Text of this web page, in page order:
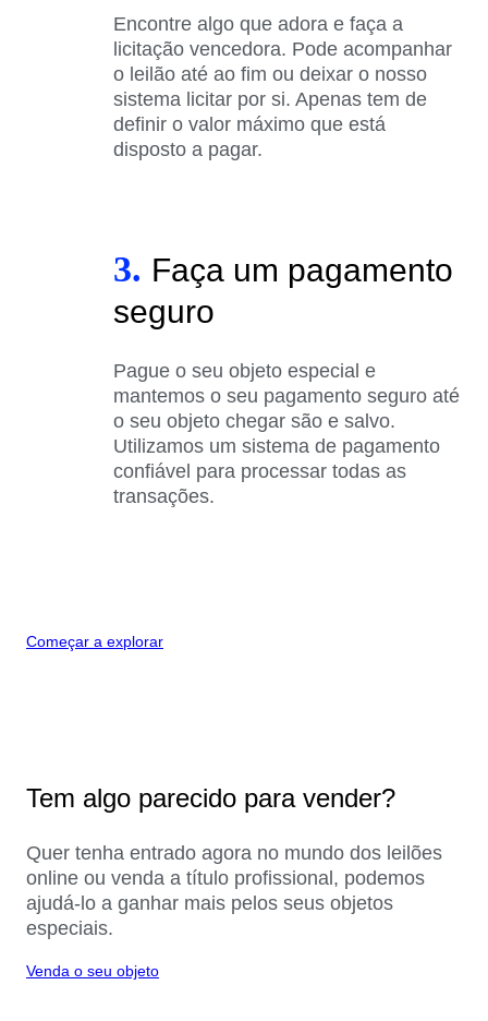
Encontre algo que adora e faça a
licitação vencedora. Pode acompanhar
o leilão até ao fim ou deixar o nosso
sistema licitar por si. Apenas tem de
definir o valor máximo que está
disposto a pagar.
3. Faça um pagamento
seguro
Pague o seu objeto especial e
mantemos o seu pagamento seguro até
o seu objeto chegar são e salvo.
Utilizamos um sistema de pagamento
confiável para processar todas as
transações.
Começar a explorar
Tem algo parecido para vender?
Quer tenha entrado agora no mundo dos leilões
online ou venda a título profissional, podemos
ajudá-lo a ganhar mais pelos seus objetos
especiais.
Venda o seu objeto